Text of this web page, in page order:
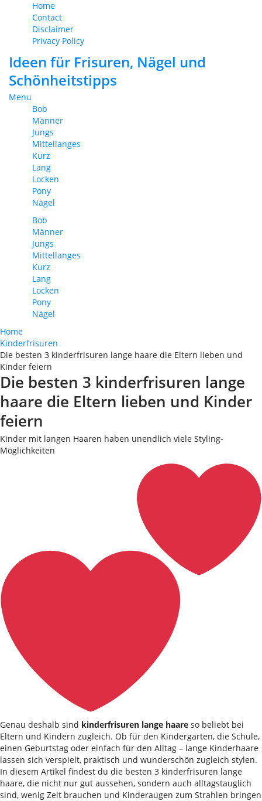
Home
Contact
Disclaimer
Privacy Policy
Ideen für Frisuren, Nägel und
Schönheitstipps
Menu
Bob
Männer
Jungs
Mittellanges
Kurz
Lang
Locken
Pony
Nägel
Bob
Männer
Jungs
Mittellanges
Kurz
Lang
Locken
Pony
Nägel
Home
Kinderfrisuren
Die besten 3 kinderfrisuren lange haare die Eltern lieben und
Kinder feiern
Die besten 3 kinderfrisuren lange
haare die Eltern lieben und Kinder
feiern
Kinder mit langen Haaren haben unendlich viele Styling-
Möglichkeiten
Genau deshalb sind kinderfrisuren lange haare so beliebt bei
Eltern und Kindern zugleich. Ob für den Kindergarten, die Schule,
einen Geburtstag oder einfach für den Alltag – lange Kinderhaare
lassen sich verspielt, praktisch und wunderschön zugleich stylen.
In diesem Artikel findest du die besten 3 kinderfrisuren lange
haare, die nicht nur gut aussehen, sondern auch alltagstauglich
sind, wenig Zeit brauchen und Kinderaugen zum Strahlen bringen